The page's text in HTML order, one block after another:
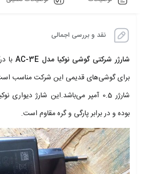
نقد و بررسی اجمالی
شارژر شرکتی گوشی نوکیا مدل AC-3E
برای گوشی‌های قدیمی این شرکت مناسب
شارژر 0.5 آمپر می‌باشد.این شارژ
بوده و در برابر پارگی و گره مقاوم است.